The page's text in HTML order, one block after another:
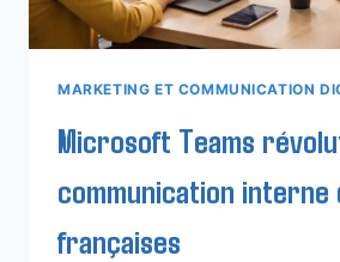
MARKETING ET COMMUNICATION
Microsoft Teams
communication interne
françaises